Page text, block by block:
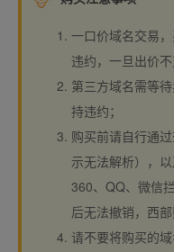
一口价域名交易
违约，一旦出价
第三方域名需等
持违约；
购买前请自行通
示无法解析），
360、QQ、微信
后无法撤销，西
请不要将购买的